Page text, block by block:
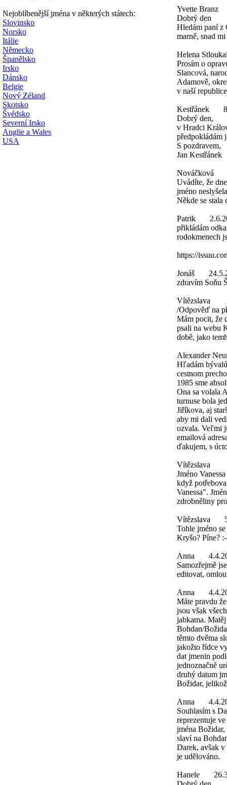
Nejoblíbenější jména v některých státech:
Slovinsko
Norsko
Itálie
Německo
Španělsko
Irsko
Dánsko
Belgie
Nový Zéland
Skotsko
Švédsko
Severní Irsko
Anglie a Wales
USA
Yvette Branz
Dobrý den
Hledám paní z
marně, snad
Helena
Prosím o
Slancová,
Adamově,
v naší
Kestřánek
Dobrý den,
v Hradci
předpokládám
S pozdravem,
Jan Kestřánek
Nováčková
Uvádíte, že
jméno
Někde se stala
Patrik
přikládám
rodokmenech
https://
Jonáš
zdravím Soňu
Vítězslava
/Odpověď na
Mám pocit, že
psali na webu
době, jako
Alexander
Hľadám
cestnom
1985 sme
Ona sa volala
turnuse bola
Jiříkova, aj
aby mi dali
ozvala. Veľmi
emailová
ďakujem, s
Vítězslava
Jméno
když
Vanessa".
zdrobněliny
Vítězslava
Tohle jméno
Kryšo? Píne?
Anna
Samozřejmě
editovat,
Anna
Máte pravdu
jsou však
jabkama.
Bohdan/
těmto dvěma
jakožto řídce
dat jmenin
jednoznačně
druhý datum
Božidar,
Anna
Souhlasím s
reprezentuje
jména
slaví na
Darek, avšak
je udělováno.
Hanele